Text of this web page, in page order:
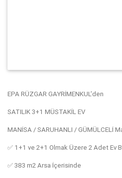
EPA RÜZGAR GAYRİMENKUL’den
SATILIK 3+1 MÜSTAKİL EV
MANİSA / SARUHANLI / GÜMÜLCELİ
✅️ 1+1 ve 2+1 Olmak Üzere 2 Adet Ev
✅️ 383 m2 Arsa İçerisinde